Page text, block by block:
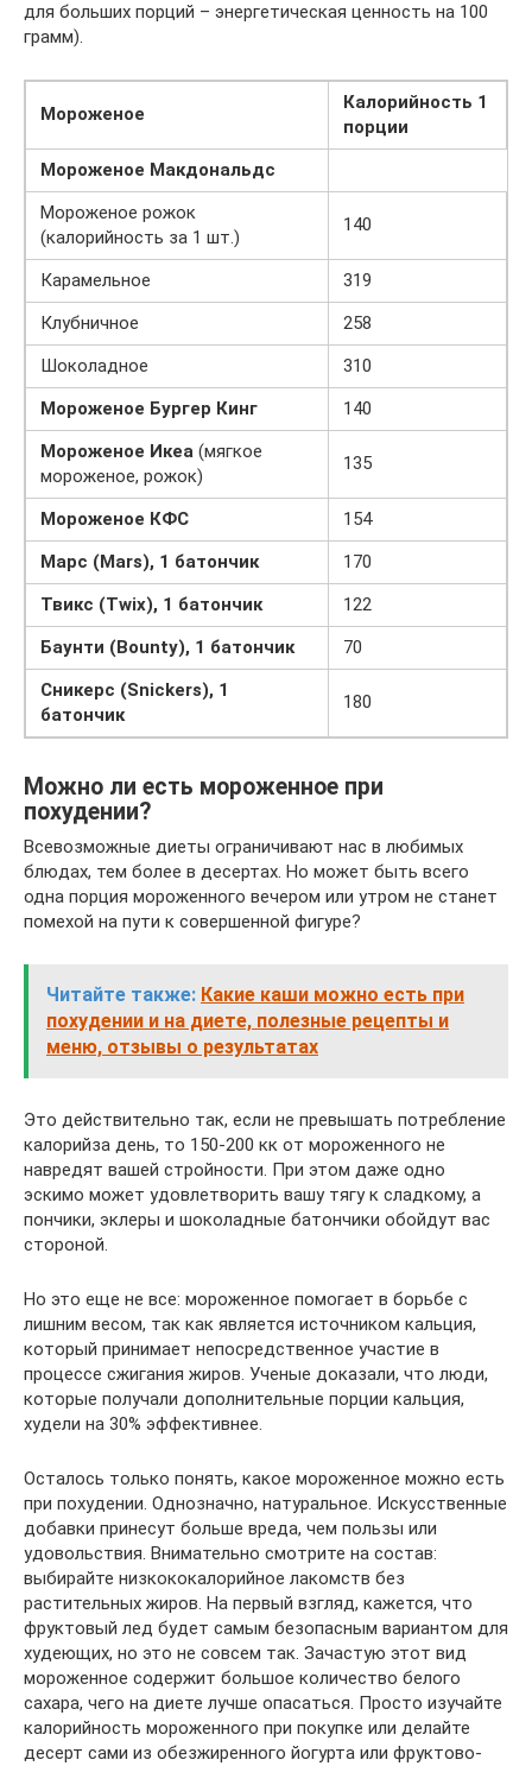
для больших порций – энергетическая ценность на 100
грамм).
Мороженое
Калорийность 1
порции
Мороженое Макдональдс
Мороженое рожок
(калорийность за 1 шт.)
140
Карамельное
319
Клубничное
258
Шоколадное
310
Мороженое Бургер Кинг
140
Мороженое Икеа (мягкое
мороженое, рожок)
135
Мороженое КФС
154
Марс (Mars), 1 батончик
170
Твикс (Twix), 1 батончик
122
Баунти (Bounty), 1 батончик
70
Сникерс (Snickers), 1
батончик
180
Можно ли есть мороженное при
похудении?
Всевозможные диеты ограничивают нас в любимых
блюдах, тем более в десертах. Но может быть всего
одна порция мороженного вечером или утром не станет
помехой на пути к совершенной фигуре?
Читайте также: Какие каши можно есть при
похудении и на диете, полезные рецепты и
меню, отзывы о результатах
Это действительно так, если не превышать потребление
калорийза день, то 150-200 кк от мороженного не
навредят вашей стройности. При этом даже одно
эскимо может удовлетворить вашу тягу к сладкому, а
пончики, эклеры и шоколадные батончики обойдут вас
стороной.
Но это еще не все: мороженное помогает в борьбе с
лишним весом, так как является источником кальция,
который принимает непосредственное участие в
процессе сжигания жиров. Ученые доказали, что люди,
которые получали дополнительные порции кальция,
худели на 30% эффективнее.
Осталось только понять, какое мороженное можно есть
при похудении. Однозначно, натуральное. Искусственные
добавки принесут больше вреда, чем пользы или
удовольствия. Внимательно смотрите на состав:
выбирайте низкококалорийное лакомств без
растительных жиров. На первый взгляд, кажется, что
фруктовый лед будет самым безопасным вариантом для
худеющих, но это не совсем так. Зачастую этот вид
мороженное содержит большое количество белого
сахара, чего на диете лучше опасаться. Просто изучайте
калорийность мороженного при покупке или делайте
десерт сами из обезжиренного йогурта или фруктово-